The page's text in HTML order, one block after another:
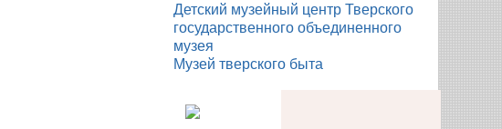
Детский музейный центр Тверского
государственного объединенного
музея
Музей тверского быта